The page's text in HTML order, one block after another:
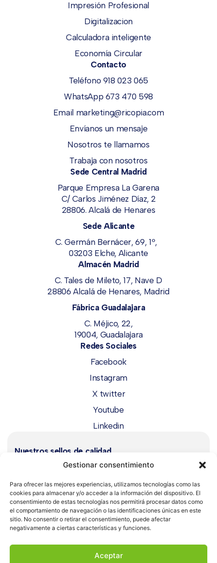
Gestionar consentimiento
Para ofrecer las mejores experiencias, utilizamos tecnologías como las
cookies para almacenar y/o acceder a la información del dispositivo. El
consentimiento de estas tecnologías nos permitirá procesar datos como
el comportamiento de navegación o las identificaciones únicas en este
sitio. No consentir o retirar el consentimiento, puede afectar
negativamente a ciertas características y funciones.
Aceptar
Impresión Profesional
Digitalizacion
Calculadora inteligente
Economía Circular
Contacto
Teléfono 918 023 065
WhatsApp 673 470 598
Email marketing@ricopia.com
Envíanos un mensaje
Nosotros te llamamos
Trabaja con nosotros
Sede Central Madrid
Parque Empresa La Garena
C/ Carlos Jiménez Díaz, 2
28806. Alcalá de Henares
Sede Alicante
C. Germán Bernácer, 69, 1º,
03203 Elche, Alicante
Almacén Madrid
C. Tales de Mileto, 17, Nave D
28806 Alcalá de Henares, Madrid
Fábrica Guadalajara
C. Méjico, 22,
19004, Guadalajara
Redes Sociales
Facebook
Instagram
X twitter
Youtube
Linkedin
Nuestros sellos de calidad